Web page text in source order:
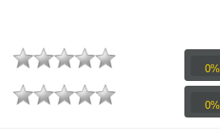
0%
0%